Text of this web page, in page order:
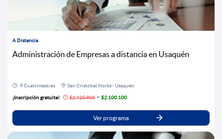
A Distancia
Administración de Empresas a distancia en Usaquén
9 Cuatrimestres San Cristóbal Norte - Usaquén
¡Inscripción gratuita! $2.420.900 - $2.100.100
Ver programa